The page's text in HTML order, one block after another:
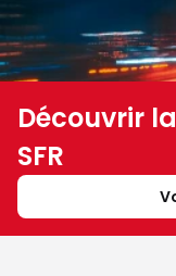
Découvrir
SFR